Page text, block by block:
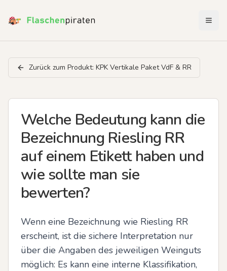
Zurück zum Produkt: KPK Vertikale Paket VdF & RR
Welche Bedeutung kann die
Bezeichnung Riesling RR
auf einem Etikett haben und
wie sollte man sie
bewerten?
Wenn eine Bezeichnung wie Riesling RR
erscheint, ist die sichere Interpretation nur
über die Angaben des jeweiligen Weinguts
möglich: Es kann eine interne Klassifikation,